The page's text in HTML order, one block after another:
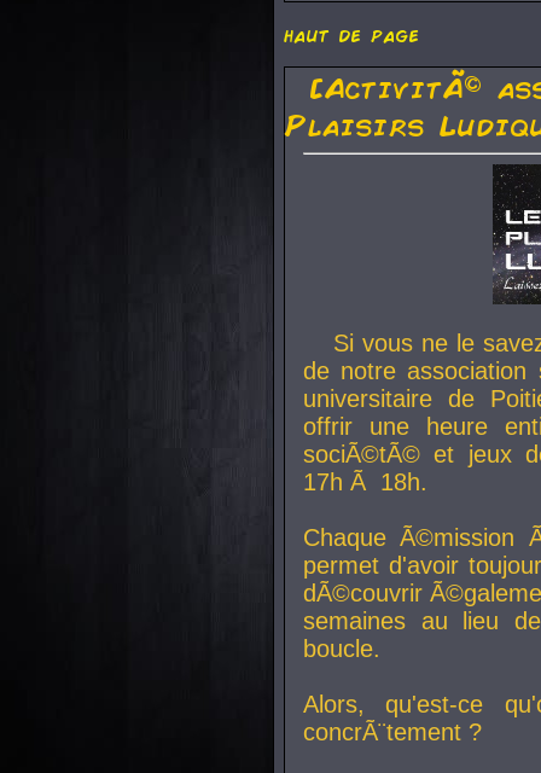
haut de page
[ActivitÃ©
Plaisirs
Si vous ne le
de notre
universitaire de
offrir une heure
sociÃ©tÃ© et jeux
17h Ã 18h.
Chaque Ã©mission
permet d'avoir
dÃ©couvrir
semaines au lieu
boucle.
Alors, qu'est-ce
concrÃ¨tement ?